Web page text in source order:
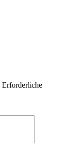
Erforderliche